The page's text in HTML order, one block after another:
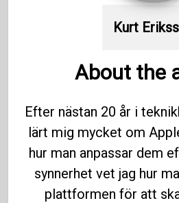
Kurt
About the
Efter nästan 20 år i
lärt mig mycket om
hur man anpassar dem
synnerhet vet jag hur
plattformen för att